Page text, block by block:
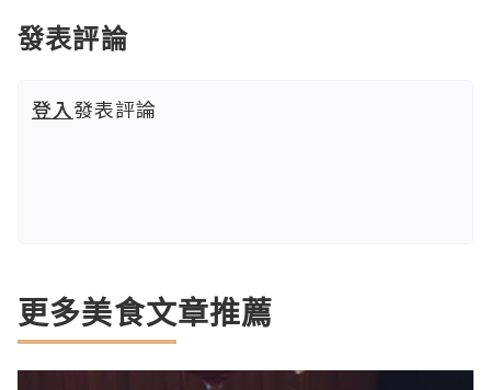
發表評論
登入發表評論
更多美食文章推薦